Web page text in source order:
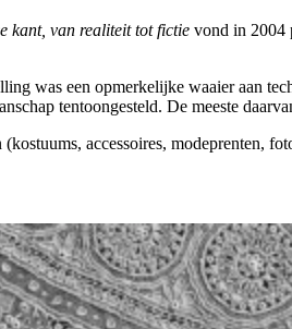
kant, van realiteit tot fictie vond in 2004
was een opmerkelijke waaier aan
tentoongesteld. De meeste
accessoires, modeprenten,